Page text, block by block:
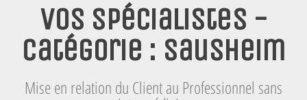
Vos spécialistes -
Catégorie : Sausheim
Mise en relation du Client au Professionnel sans